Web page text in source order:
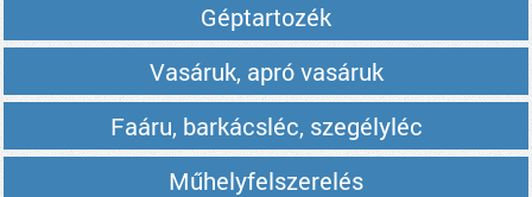
Géptartozék
Vasáruk, apró vasáruk
Faáru, barkácsléc, szegélyléc
Műhelyfelszerelés